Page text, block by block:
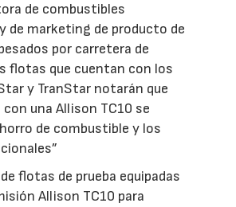
de combustibles
de marketing de producto de
por carretera de
flotas que cuentan con los
y TranStar notarán que
una Allison TC10 se
de combustible y los
flotas de prueba equipadas
Allison TC10 para